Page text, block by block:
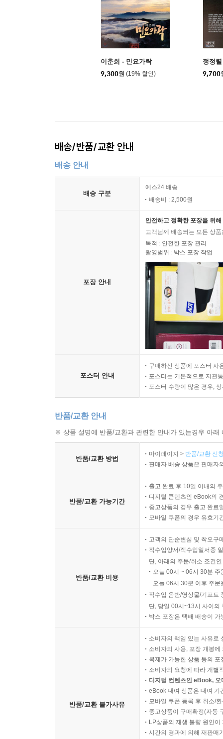
이춘희 - 민요가락
9,300원 (19% 할인)
정정
9,700
배송/반품/교환 안내
배송 안내
배송 구분
예스24 배송
배송비 : 2,500원
포장 안내
안전하고 정확한 포장을 위
고객님께 배송되는 모든 상
목적 : 안전한 포장 관리
촬영범위 : 박스 포장 작업
포스터 안내
구매하신 상품에 포스터 사
포스터는 기본적으로 지관
포스터 수량이 많은 경우,
반품/교환 안내
※ 상품 설명에 반품/교환과 관련한 안내가 있는경우 아
반품/교환 방법
마이페이지 > 반품/교환 신
판매자 배송 상품은 판매자
반품/교환 가능기간
출고 완료 후 10일 이내의
디지털 콘텐츠인 eBook의
중고상품의 경우 출고 완료
모바일 쿠폰의 경우 유효기
반품/교환 비용
고객의 단순변심 및 착오구
직수입양서/직수입일서중
단, 아래의 주문/취소 조건
오늘 00시 ~ 06시 30분
오늘 06시 30분 이후 주
직수입 음반/영상물/기프트
단, 당일 00시~13시 사이의
박스 포장은 택배 배송이
반품/교환 불가사유
소비자의 책임 있는 사유로
소비자의 사용, 포장 개봉
복제가 가능한 상품 등의
소비자의 요청에 따라 개별
디지털 컨텐츠인 eBook,
eBook 대여 상품은 대여 기
모바일 쿠폰 등록 후 취소/
중고상품이 구매확정(자동
LP상품의 재생 불량 원인
시간의 경과에 의해 재판매